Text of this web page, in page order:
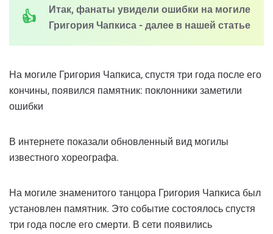
Итак, фанаты увидели ошибки на могиле
Григория Чапкиса - далее в нашей статье
На могиле Григория Чапкиса, спустя три года после его
кончины, появился памятник: поклонники заметили
ошибки
В интернете показали обновленный вид могилы
известного хореографа.
На могиле знаменитого танцора Григория Чапкиса был
установлен памятник. Это событие состоялось спустя
три года после его смерти. В сети появились